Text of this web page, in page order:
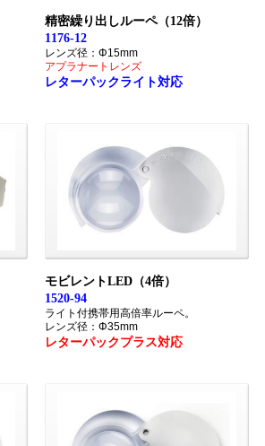
精密繰り出しルーペ（12倍）
1176-12
レンズ径：Φ15mm
アプラナートレンズ
レターパックライト対応
モビレントLED（4倍）
1520-94
ライト付携帯用高倍率ルーペ。
レンズ径：Φ35mm
レターパックプラス対応